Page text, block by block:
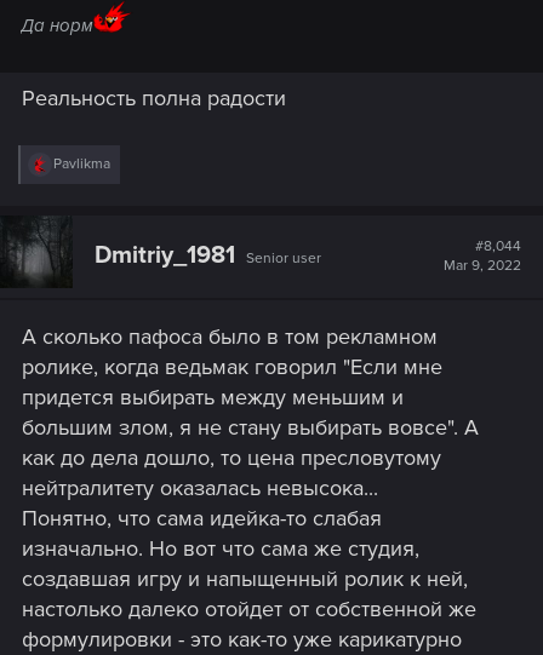
Да норм
Реальность полна радости
R
c
t
i
o
:
Pavlikma
Dmitriy_1981 Senior user
#8,044
Mar 9, 2022
А сколько пафоса было в том рекламном
ролике, когда ведьмак говорил "Если мне
придется выбирать между меньшим и
большим злом, я не стану выбирать вовсе". А
как до дела дошло, то цена пресловутому
нейтралитету оказалась невысока...
Понятно, что сама идейка-то слабая
изначально. Но вот что сама же студия,
создавшая игру и напыщенный ролик к ней,
настолько далеко отойдет от собственной же
формулировки - это как-то уже карикатурно